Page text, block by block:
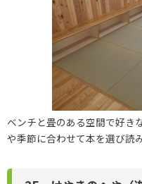
ベンチと畳のある空間で好き
や季節に合わせて本を選び読